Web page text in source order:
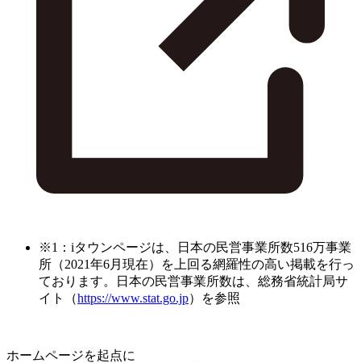
※1：iタウンページは、日本の民営事業所数516万事業
所（2021年6月現在）を上回る網羅性の高い掲載を行っ
ております。日本の民営事業所数は、総務省統計局サ
イト（https://www.stat.go.jp）を参照
ホームページを起点に